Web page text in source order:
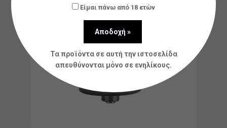
Είμαι πάνω από 18 ετών
Τα προϊόντα σε αυτή την ιστοσελίδα
απευθύνονται μόνο σε ενηλίκους.